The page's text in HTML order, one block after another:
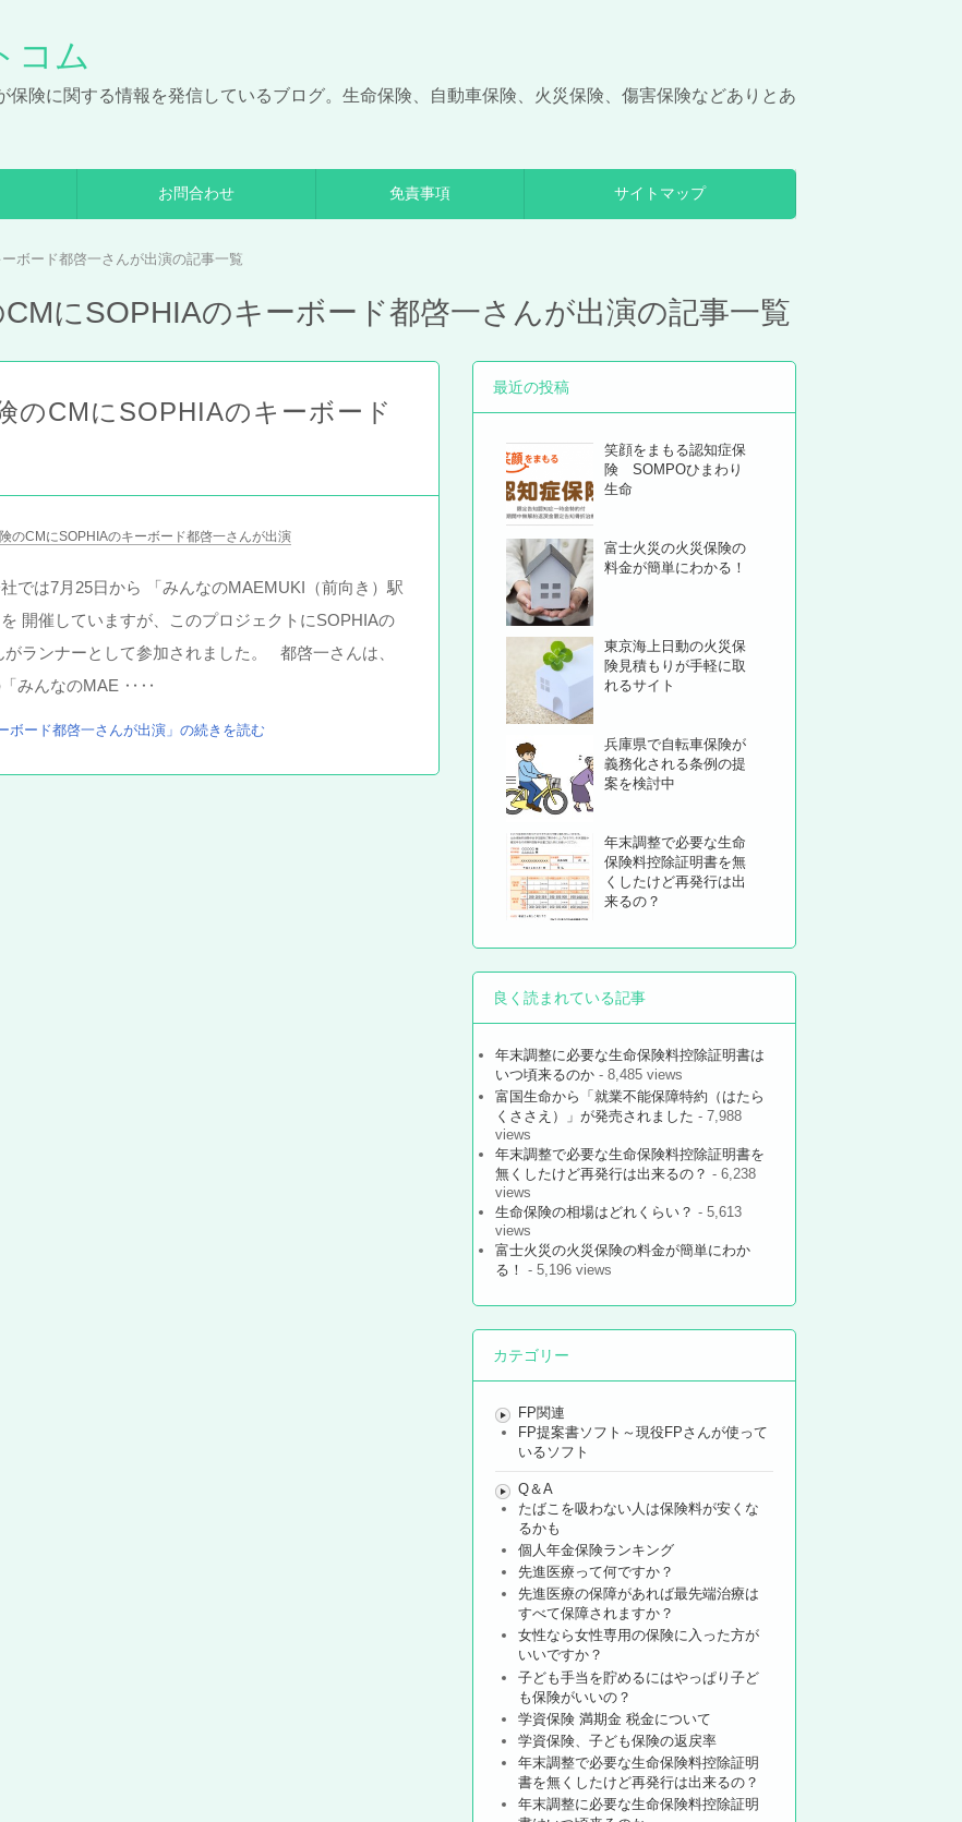
コム
保険に関する情報を発信しているブログ。生命保険、自動車保険、火災保険、傷害保険などありとあ
お問合わせ 免責事項 サイトマップ
ボード都啓一さんが出演の記事一覧
にSOPHIAのキーボード都啓一さんが出演の記事一覧
のCMにSOPHIAのキーボード
のCMにSOPHIAのキーボード都啓一さんが出演
では7月25日から 「みんなのMAEMUKI（前向き）駅
開催していますが、このプロジェクトにSOPHIAの
ランナーとして参加されました。 都啓一さんは、
「みんなのMAE ‥‥
ボード都啓一さんが出演」の続きを読む
最近の投稿
笑顔をまもる認知症保
険 SOMPOひまわり
生命
富士火災の火災保険の
料金が簡単にわかる！
東京海上日動の火災保
険見積もりが手軽に取
れるサイト
兵庫県で自転車保険が
義務化される条例の提
案を検討中
年末調整で必要な生命
保険料控除証明書を無
くしたけど再発行は出
来るの？
良く読まれている記事
年末調整に必要な生命保険料控除証明書は
いつ頃来るのか - 8,485 views
富国生命から「就業不能保障特約（はたら
くささえ）」が発売されました - 7,988
views
年末調整で必要な生命保険料控除証明書を
無くしたけど再発行は出来るの？ - 6,238
views
生命保険の相場はどれくらい？ - 5,613
views
富士火災の火災保険の料金が簡単にわか
る！ - 5,196 views
カテゴリー
FP関連
FP提案書ソフト～現役FPさんが使って
いるソフト
Q＆A
たばこを吸わない人は保険料が安くな
るかも
個人年金保険ランキング
先進医療って何ですか？
先進医療の保障があれば最先端治療は
すべて保障されますか？
女性なら女性専用の保険に入った方が
いいですか？
子ども手当を貯めるにはやっぱり子ど
も保険がいいの？
学資保険 満期金 税金について
学資保険、子ども保険の返戻率
年末調整で必要な生命保険料控除証明
書を無くしたけど再発行は出来るの？
年末調整に必要な生命保険料控除証明